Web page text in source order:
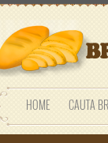
HOME CAUTA